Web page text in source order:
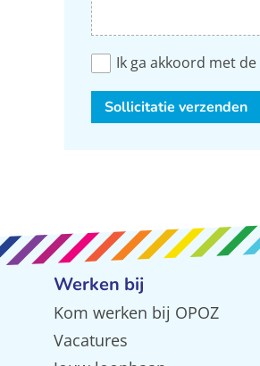
Ik ga akkoord met de
Sollicitatie verzenden
Werken bij
Kom werken bij OPOZ
Vacatures